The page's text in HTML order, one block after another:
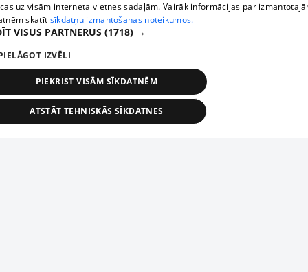
uz visām interneta vietnes sadaļām. Vairāk informācijas par
skatīt sīkdatņu izmantošanas noteikumos.
VISUS PARTNERUS (1718) →
IZVĒLI
PIEKRIST VISĀM SĪKDATNĒM
ATSTĀT TEHNISKĀS SĪKDATNES